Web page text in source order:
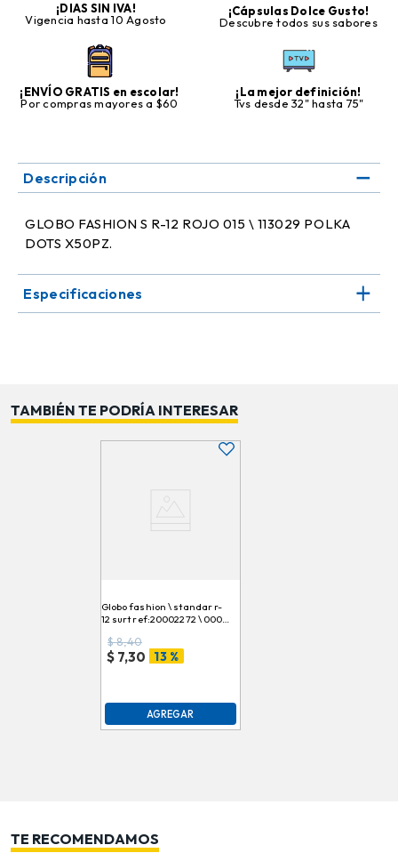
¡DIAS SIN IVA!
Vigencia hasta 10 Agosto
¡Cápsulas Dolce Gusto!
Descubre todos sus sabores
¡ENVÍO GRATIS en escolar!
Por compras mayores a $60
¡La mejor definición!
Tvs desde 32" hasta 75"
Descripción
GLOBO FASHION S R-12 ROJO 015 \ 113029 POLKA
DOTS X50PZ.
Especificaciones
TAMBIÉN TE PODRÍA INTERESAR
Globo fashion \ standar r-
12 surt ref:20002272 \ 000 \
$8,40
$ 7,30 13 %
AGREGAR
TE RECOMENDAMOS